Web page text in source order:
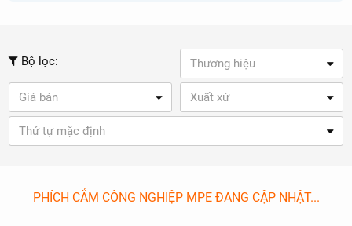
Bộ lọc: Thương hiệu
Giá bán Xuất xứ
Thứ tự mặc định
PHÍCH CẮM CÔNG NGHIỆP MPE ĐANG CẬP NHẬT...